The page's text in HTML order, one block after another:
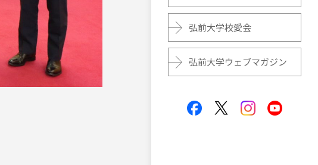
弘前大学校愛会
弘前大学ウェブマガジン